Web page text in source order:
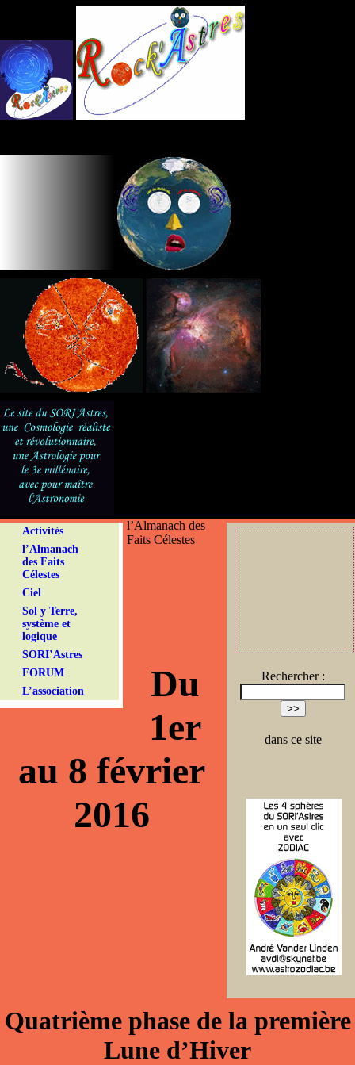
Activités
l’Almanach
des Faits
Célestes
Ciel
Sol y Terre,
système et
logique
SORI’Astres
FORUM
L’association
Rechercher :
dans ce site
l’Almanach des
Faits Célestes
Du
1er
au 8 février
2016
Quatrième phase de la première
Lune d’Hiver
Panneau de gestion des cookies